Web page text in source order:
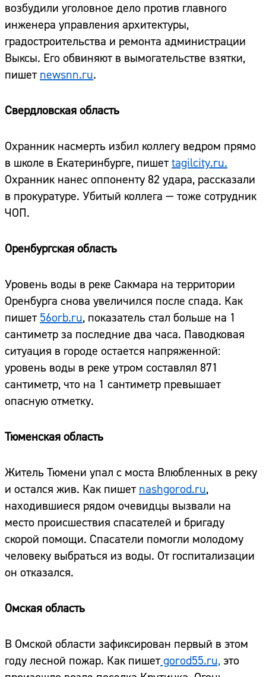
возбудили уголовное дело против главного
инженера управления архитектуры,
градостроительства и ремонта администрации
Выксы. Его обвиняют в вымогательстве взятки,
пишет newsnn.ru.
Свердловская область
Охранник насмерть избил коллегу ведром прямо
в школе в Екатеринбурге, пишетtagilcity.ru.
Охранник нанес оппоненту 82 удара, рассказали
в прокуратуре. Убитый коллега — тоже сотрудник
ЧОП.
Оренбургская область
Уровень воды в реке Сакмара на территории
Оренбурга снова увеличился после спада. Как
пишет 56orb.ru, показатель стал больше на 1
сантиметр за последние два часа. Паводковая
ситуация в городе остается напряженной:
уровень воды в реке утром составлял 871
сантиметр, что на 1 сантиметр превышает
опасную отметку.
Тюменская область
Житель Тюмени упал с моста Влюбленных в реку
и остался жив. Как пишет nashgorod.ru,
находившиеся рядом очевидцы вызвали на
место происшествия спасателей и бригаду
скорой помощи. Спасатели помогли молодому
человеку выбраться из воды. От госпитализации
он отказался.
Омская область
В Омской области зафиксирован первый в этом
году лесной пожар. Как пишетgorod55.ru, это